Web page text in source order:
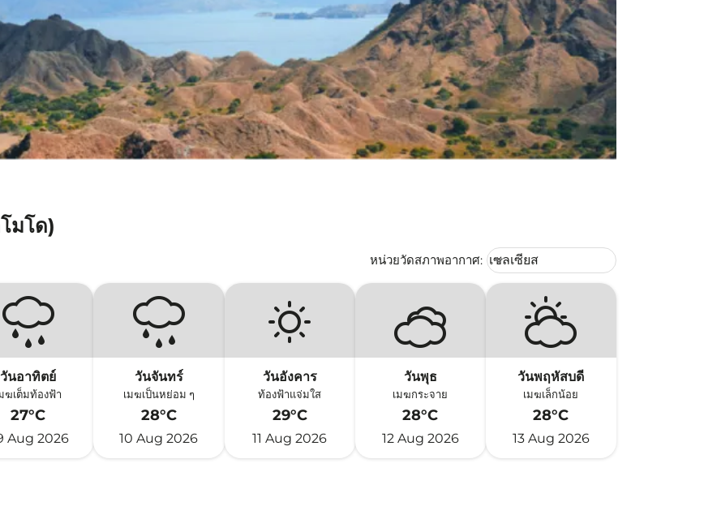
มโด)
หน่วยวัดสภาพอากาศ: Weather unit option เซลเซียส
เซลเซียส
keyboard_arrow_down
วันอาทิตย์
ฆเต็มท้องฟ้า
27°C
Aug 2026
วันจันทร์
เมฆเป็นหย่อม ๆ
28°C
10 Aug 2026
วันอังคาร
ท้องฟ้าแจ่มใส
29°C
11 Aug 2026
วันพุธ
เมฆกระจาย
28°C
12 Aug 2026
วันพฤหัสบดี
เมฆเล็กน้อย
28°C
13 Aug 2026